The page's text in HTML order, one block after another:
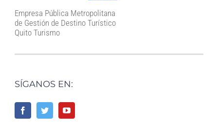
Empresa Pública Metropolitana
de Gestión de Destino Turístico
Quito Turismo
SÍGANOS EN: